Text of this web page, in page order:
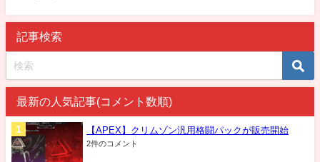
記事検索
最新の人気記事(コメント数順)
【APEX】クリムゾン汎用格闘パックが販売開始
2件のコメント